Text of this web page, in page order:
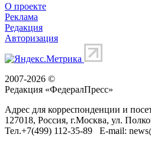
О проекте
Реклама
Редакция
Авторизация
2007-2026 ©
Редакция «ФедералПресс»
Адрес для корреспонденции и
127018, Россия, г.Москва, ул.
Тел.+7(499) 112-35-89 E-mail: